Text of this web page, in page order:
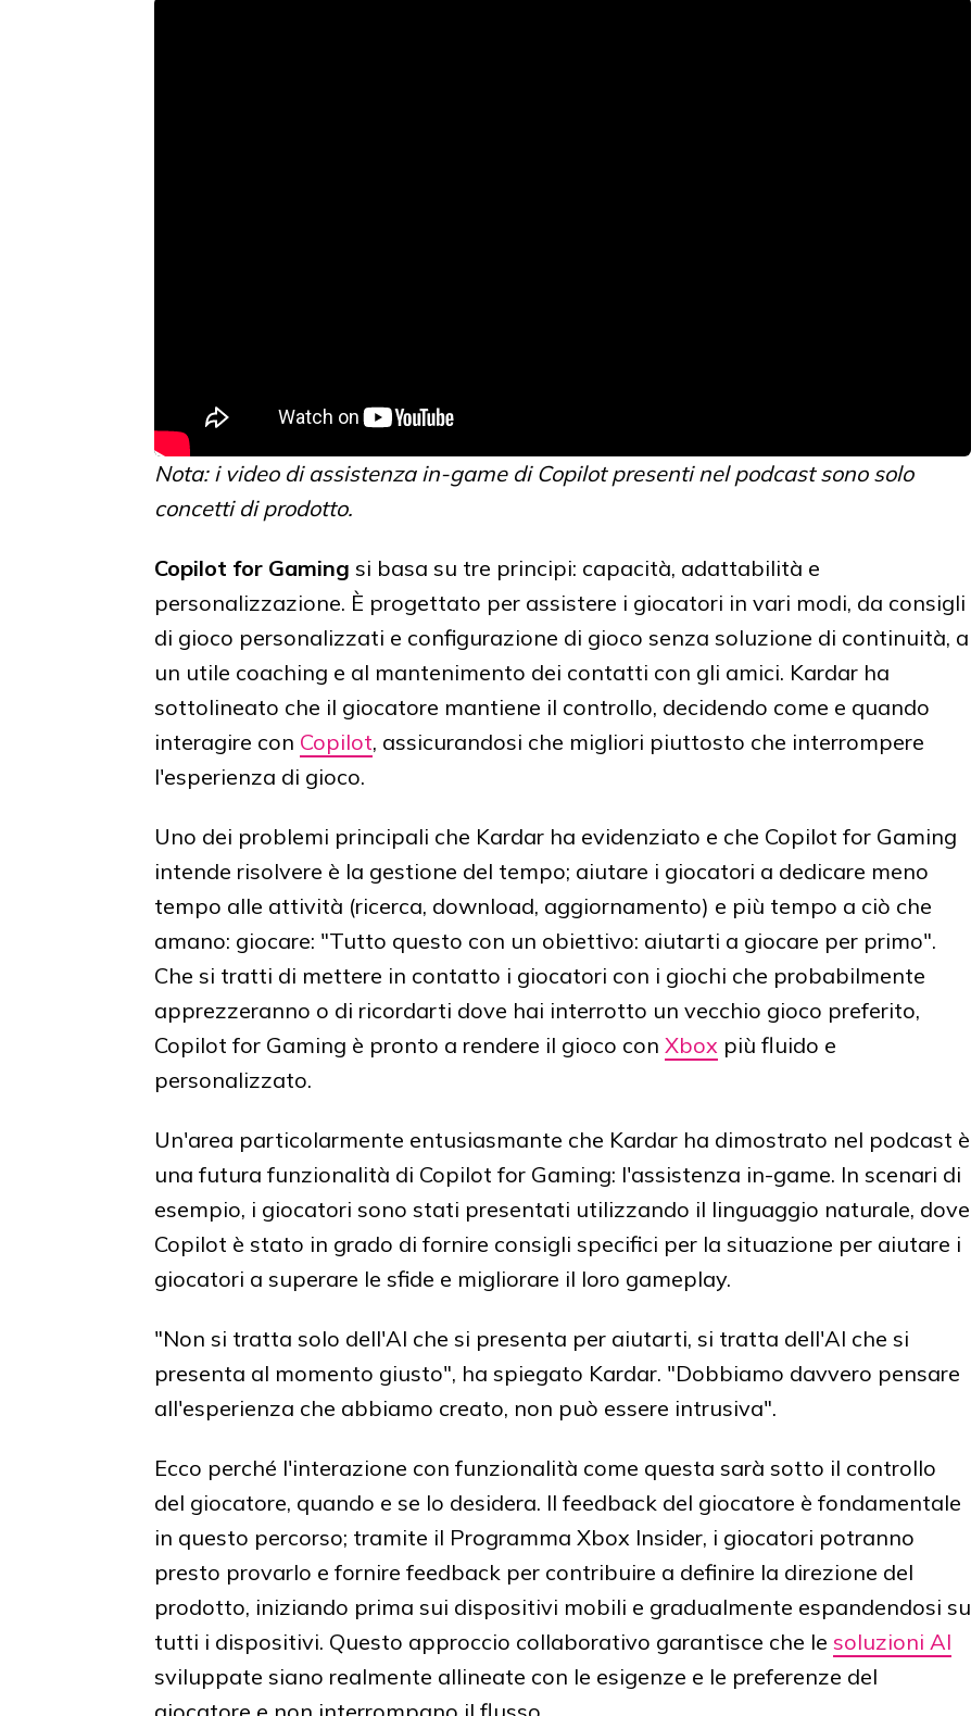
Nota: i video di assistenza in-game di Copilot presenti nel podcast sono solo
concetti di prodotto.
Copilot for Gaming si basa su tre principi: capacità, adattabilità e
personalizzazione. È progettato per assistere i giocatori in vari modi, da consigli
di gioco personalizzati e configurazione di gioco senza soluzione di continuità, a
un utile coaching e al mantenimento dei contatti con gli amici. Kardar ha
sottolineato che il giocatore mantiene il controllo, decidendo come e quando
interagire con Copilot, assicurandosi che migliori piuttosto che interrompere
l'esperienza di gioco.
Uno dei problemi principali che Kardar ha evidenziato e che Copilot for Gaming
intende risolvere è la gestione del tempo; aiutare i giocatori a dedicare meno
tempo alle attività (ricerca, download, aggiornamento) e più tempo a ciò che
amano: giocare: "Tutto questo con un obiettivo: aiutarti a giocare per primo".
Che si tratti di mettere in contatto i giocatori con i giochi che probabilmente
apprezzeranno o di ricordarti dove hai interrotto un vecchio gioco preferito,
Copilot for Gaming è pronto a rendere il gioco con Xbox più fluido e
personalizzato.
Un'area particolarmente entusiasmante che Kardar ha dimostrato nel podcast è
una futura funzionalità di Copilot for Gaming: l'assistenza in-game. In scenari di
esempio, i giocatori sono stati presentati utilizzando il linguaggio naturale, dove
Copilot è stato in grado di fornire consigli specifici per la situazione per aiutare i
giocatori a superare le sfide e migliorare il loro gameplay.
"Non si tratta solo dell'AI che si presenta per aiutarti, si tratta dell'AI che si
presenta al momento giusto", ha spiegato Kardar. "Dobbiamo davvero pensare
all'esperienza che abbiamo creato, non può essere intrusiva".
Ecco perché l'interazione con funzionalità come questa sarà sotto il controllo
del giocatore, quando e se lo desidera. Il feedback del giocatore è fondamentale
in questo percorso; tramite il Programma Xbox Insider, i giocatori potranno
presto provarlo e fornire feedback per contribuire a definire la direzione del
prodotto, iniziando prima sui dispositivi mobili e gradualmente espandendosi su
tutti i dispositivi. Questo approccio collaborativo garantisce che le soluzioni AI
sviluppate siano realmente allineate con le esigenze e le preferenze del